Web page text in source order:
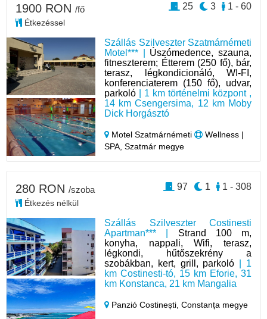
Szállás Szilveszter Szatmárnémeti
Motel*** | Úszómedence, szauna,
fitneszterem; Étterem (250 fő), bár,
terasz, légkondicionáló, WI-FI,
konferenciaterem (150 fő), udvar,
parkoló | 1 km történelmi központ ,
14 km Csengersima, 12 km Moby
Dick Horgásztó
Motel Szatmárnémeti
Wellness |
SPA, Szatmár megye
1900 RON /fő
Étkezéssel
1 - 60
3
25
Szállás Szilveszter Costinesti
Apartman*** | Strand 100 m,
konyha, nappali, Wifi, terasz,
légkondi, hűtőszekrény a
szobákban, kert, grill, parkoló | 1
km Costinesti-tó, 15 km Eforie, 31
km Konstanca, 21 km Mangalia
Panzió Costinești,Constanța megye
280 RON /szoba
Étkezés nélkül
1 - 308
1
97